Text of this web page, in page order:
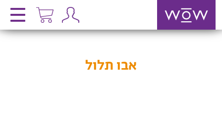
אבו תלול